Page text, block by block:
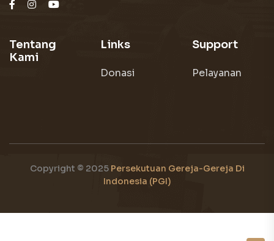
Tentang
Kami
Links
Donasi
Support
Pelayanan
Copyright © 2025 Persekutuan Gereja-Gereja Di
Indonesia (PGI)